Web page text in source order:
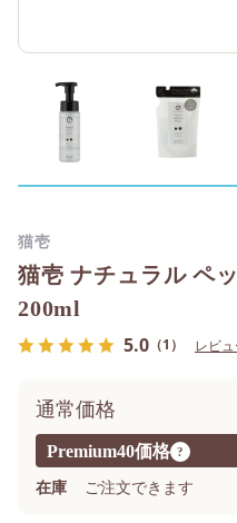
猫壱 ナチュラル ペ
200ml
5.0 （1） レビ
Premium40価格 ?
通常価格
在庫 ご注文できます
猫壱